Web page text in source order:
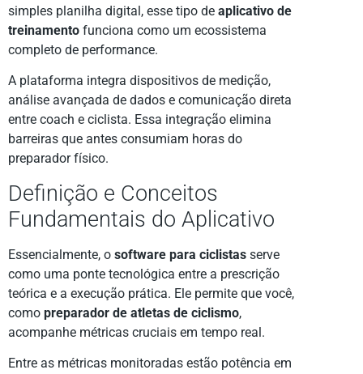
simples planilha digital, esse tipo de aplicativo de
treinamento funciona como um ecossistema
completo de performance.
A plataforma integra dispositivos de medição,
análise avançada de dados e comunicação direta
entre coach e ciclista. Essa integração elimina
barreiras que antes consumiam horas do
preparador físico.
Definição e Conceitos
Fundamentais do Aplicativo
Essencialmente, o software para ciclistas serve
como uma ponte tecnológica entre a prescrição
teórica e a execução prática. Ele permite que você,
como preparador de atletas de ciclismo,
acompanhe métricas cruciais em tempo real.
Entre as métricas monitoradas estão potência em